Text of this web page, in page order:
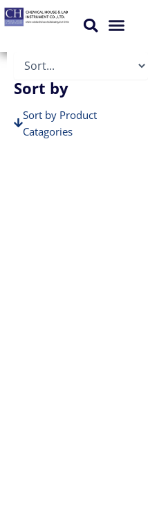
Skip
to
content
Sort by
Sort by Product
Catagories